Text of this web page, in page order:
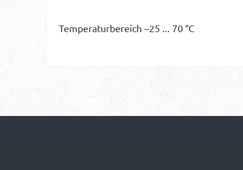
Temperaturbereich –25 ... 70 °C